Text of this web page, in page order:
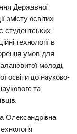
Державної
змісту освіти»
студентських
технології в
умов для
молоді,
освіти до науково-
та
Олександрівна